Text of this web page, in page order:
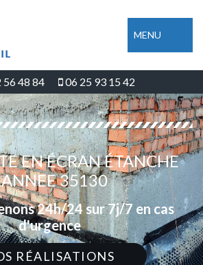
MENU
56 48 84 06 25 93 15 42
EN ÉCRAN ÉTANCHE
35130
24h/24 sur 7j/7 en cas
d'urgence
RÉALISATIONS